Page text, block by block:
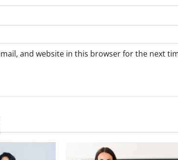
and website in this browser for the next